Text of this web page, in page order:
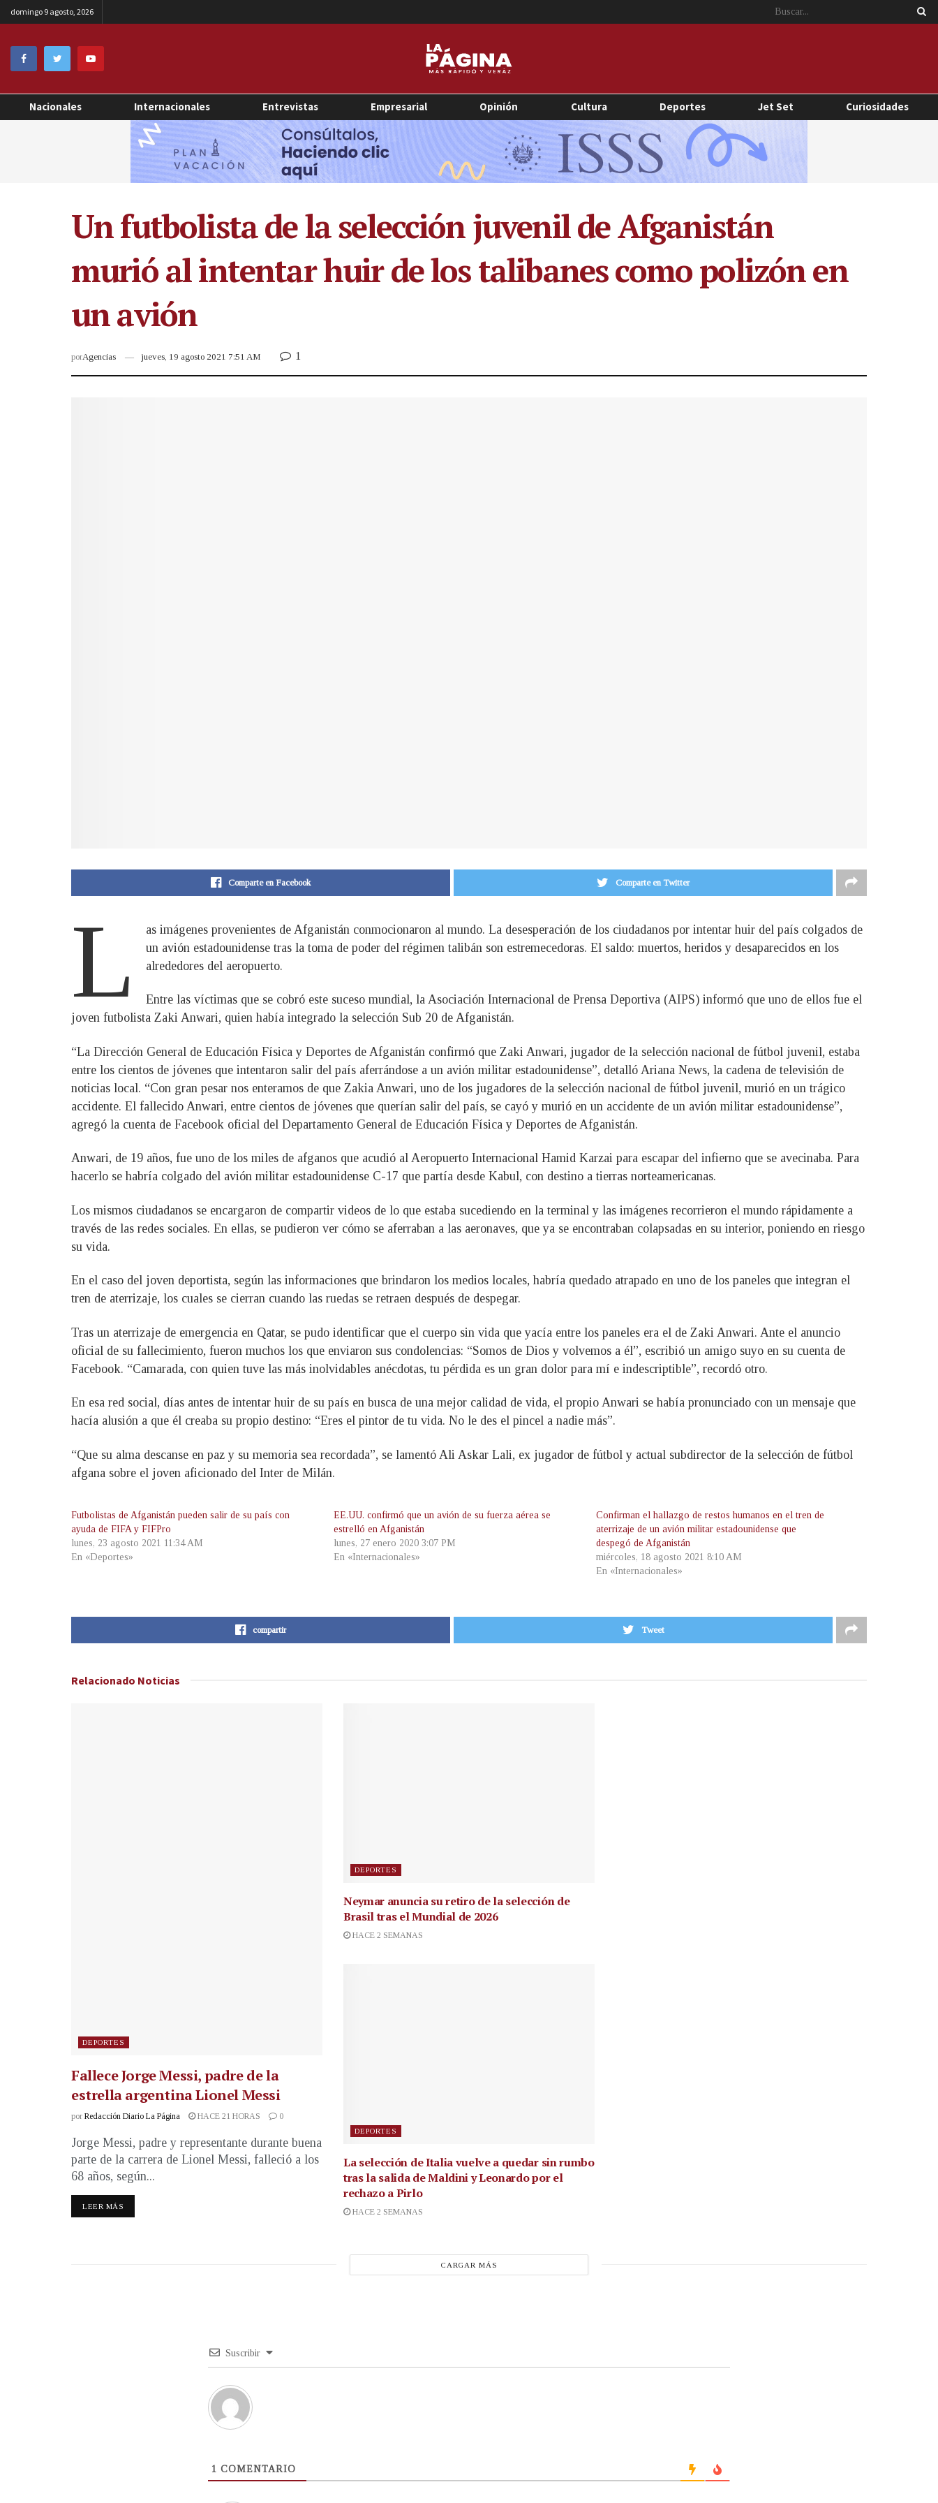
domingo 9 agosto, 2026
Nacionales Internacionales Entrevistas Empresarial Opinión Cultura Deportes Jet Set Curiosidades
Un futbolista de la selección juvenil de Afganistán
murió al intentar huir de los talibanes como polizón en
un avión
porAgencias jueves, 19 agosto 2021 7:51 AM 1
Comparte en Facebook Comparte en Twitter
L
as imágenes provenientes de Afganistán conmocionaron al mundo. La desesperación de los ciudadanos por intentar huir del país colgados de
un avión estadounidense tras la toma de poder del régimen talibán son estremecedoras. El saldo: muertos, heridos y desaparecidos en los
alrededores del aeropuerto.
Entre las víctimas que se cobró este suceso mundial, la Asociación Internacional de Prensa Deportiva (AIPS) informó que uno de ellos fue el
joven futbolista Zaki Anwari, quien había integrado la selección Sub 20 de Afganistán.
“La Dirección General de Educación Física y Deportes de Afganistán confirmó que Zaki Anwari, jugador de la selección nacional de fútbol juvenil, estaba
entre los cientos de jóvenes que intentaron salir del país aferrándose a un avión militar estadounidense”, detalló Ariana News, la cadena de televisión de
noticias local. “Con gran pesar nos enteramos de que Zakia Anwari, uno de los jugadores de la selección nacional de fútbol juvenil, murió en un trágico
accidente. El fallecido Anwari, entre cientos de jóvenes que querían salir del país, se cayó y murió en un accidente de un avión militar estadounidense”,
agregó la cuenta de Facebook oficial del Departamento General de Educación Física y Deportes de Afganistán.
Anwari, de 19 años, fue uno de los miles de afganos que acudió al Aeropuerto Internacional Hamid Karzai para escapar del infierno que se avecinaba. Para
hacerlo se habría colgado del avión militar estadounidense C-17 que partía desde Kabul, con destino a tierras norteamericanas.
Los mismos ciudadanos se encargaron de compartir videos de lo que estaba sucediendo en la terminal y las imágenes recorrieron el mundo rápidamente a
través de las redes sociales. En ellas, se pudieron ver cómo se aferraban a las aeronaves, que ya se encontraban colapsadas en su interior, poniendo en riesgo
su vida.
En el caso del joven deportista, según las informaciones que brindaron los medios locales, habría quedado atrapado en uno de los paneles que integran el
tren de aterrizaje, los cuales se cierran cuando las ruedas se retraen después de despegar.
Tras un aterrizaje de emergencia en Qatar, se pudo identificar que el cuerpo sin vida que yacía entre los paneles era el de Zaki Anwari. Ante el anuncio
oficial de su fallecimiento, fueron muchos los que enviaron sus condolencias: “Somos de Dios y volvemos a él”, escribió un amigo suyo en su cuenta de
Facebook. “Camarada, con quien tuve las más inolvidables anécdotas, tu pérdida es un gran dolor para mí e indescriptible”, recordó otro.
En esa red social, días antes de intentar huir de su país en busca de una mejor calidad de vida, el propio Anwari se había pronunciado con un mensaje que
hacía alusión a que él creaba su propio destino: “Eres el pintor de tu vida. No le des el pincel a nadie más”.
“Que su alma descanse en paz y su memoria sea recordada”, se lamentó Ali Askar Lali, ex jugador de fútbol y actual subdirector de la selección de fútbol
afgana sobre el joven aficionado del Inter de Milán.
Futbolistas de Afganistán pueden salir de su país con
ayuda de FIFA y FIFPro
lunes, 23 agosto 2021 11:34 AM
En «Deportes»
EE.UU. confirmó que un avión de su fuerza aérea se
estrelló en Afganistán
lunes, 27 enero 2020 3:07 PM
En «Internacionales»
Confirman el hallazgo de restos humanos en el tren de
aterrizaje de un avión militar estadounidense que
despegó de Afganistán
miércoles, 18 agosto 2021 8:10 AM
En «Internacionales»
compartir Tweet
Relacionado Noticias
DEPORTES
Fallece Jorge Messi, padre de la
estrella argentina Lionel Messi
por Redacción Diario La Página HACE 21 HORAS 0
Jorge Messi, padre y representante durante buena
parte de la carrera de Lionel Messi, falleció a los
68 años, según...
LEER MÁS
DEPORTES
Neymar anuncia su retiro de la selección de
Brasil tras el Mundial de 2026
HACE 2 SEMANAS
DEPORTES
La selección de Italia vuelve a quedar sin rumbo
tras la salida de Maldini y Leonardo por el
rechazo a Pirlo
HACE 2 SEMANAS
CARGAR MÁS
Suscribir
1 COMENTARIO